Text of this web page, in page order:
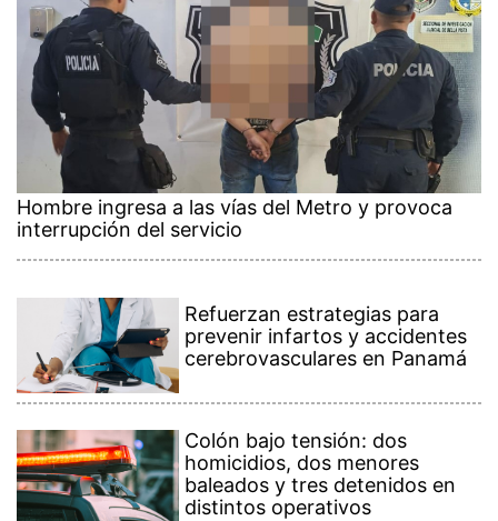
Hombre ingresa a las vías del Metro y provoca
interrupción del servicio
Refuerzan estrategias para
prevenir infartos y accidentes
cerebrovasculares en Panamá
Colón bajo tensión: dos
homicidios, dos menores
baleados y tres detenidos en
distintos operativos